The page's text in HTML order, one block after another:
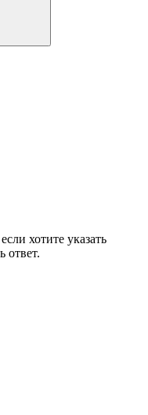
хотите указать
ответ.